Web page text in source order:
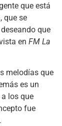
que está
que se
que
en FM La
melodías que
es un
los que
fue
.